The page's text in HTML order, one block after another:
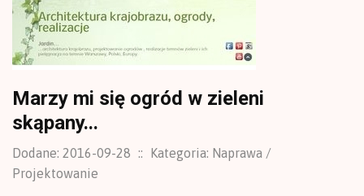
Marzy mi się ogród w zieleni
skąpany...
Dodane: 2016-09-28 ::
Kategoria: Naprawa /
Projektowanie